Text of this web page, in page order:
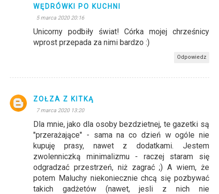
WĘDRÓWKI PO KUCHNI
5 marca 2020 20:16
Unicorny podbiły świat! Córka mojej chrześnicy
wprost przepada za nimi bardzo :)
Odpowiedz
ZOŁZA Z KITKĄ
7 marca 2020 13:20
Dla mnie, jako dla osoby bezdzietnej, te gazetki są
"przerażające" - sama na co dzień w ogóle nie
kupuję prasy, nawet z dodatkami. Jestem
zwolenniczką minimalizmu - raczej staram się
odgradzać przestrzeń, niż zagrać ;) A wiem, że
potem Maluchy niekoniecznie chcą się pozbywać
takich gadżetów (nawet, jesli z nich nie